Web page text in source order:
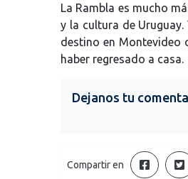
La Rambla es mucho
y la cultura de
destino en Montevideo
haber regresado a casa.
Dejanos tu
Compartir en